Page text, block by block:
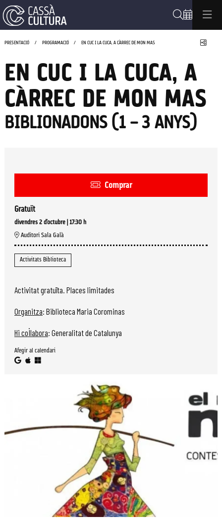
PRESENTACIÓ PROGRAMACIÓ EN CUC I LA CUCA, A CÀRREC DE MON MAS
EN CUC I LA CUCA, A
CÀRREC DE MON MAS
BIBLIONADONS (1 – 3 ANYS)
Comprar
Gratuït
divendres 2 d’octubre
17:30 h
Auditori Sala Galà
Activitats Biblioteca
Activitat gratuïta. Places limitades
Organitza: Biblioteca Maria Corominas
Hi col·labora: Generalitat de Catalunya
Afegir al calendari